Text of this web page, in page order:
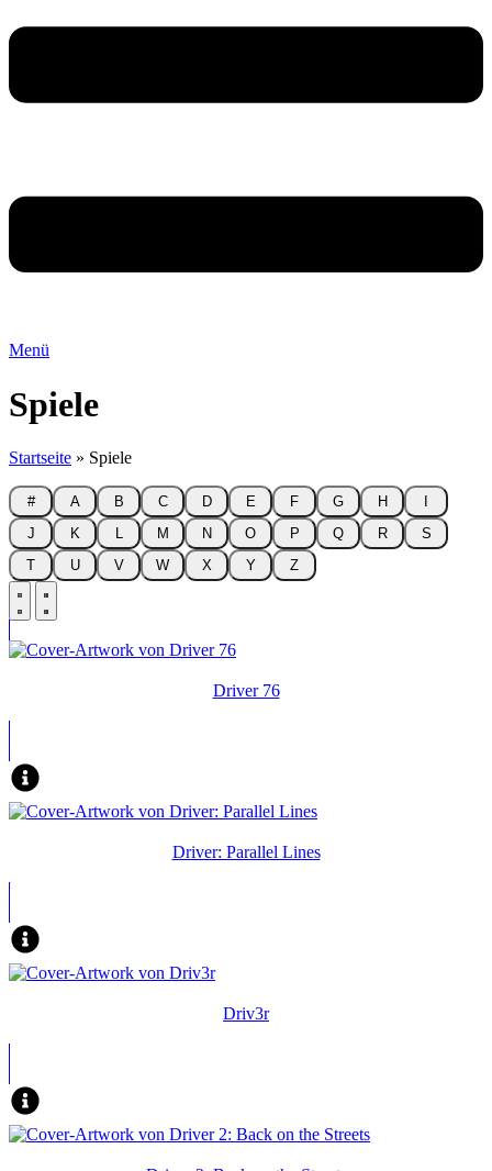
Menü
Spiele
Startseite » Spiele
# A B C D E F G H
J
K M N O P Q R
S
T
U V W X Y Z
Driver 76
Driver: Parallel Lines
Driv3r